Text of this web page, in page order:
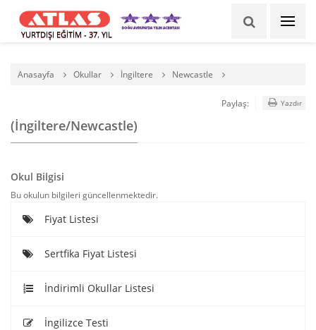
YURTDIŞI EĞİTİM - 37. YIL
Anasayfa Okullar İngiltere Newcastle
(İngiltere/Newcastle)
Paylaş: Yazdır
Okul Bilgisi
Bu okulun bilgileri güncellenmektedir.
Fiyat Listesi
Sertfika Fiyat Listesi
İndirimli Okullar Listesi
İngilizce Testi